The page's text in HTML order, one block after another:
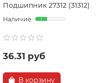
Подшипник 27312 (31312)
36.31 руб
В корзину